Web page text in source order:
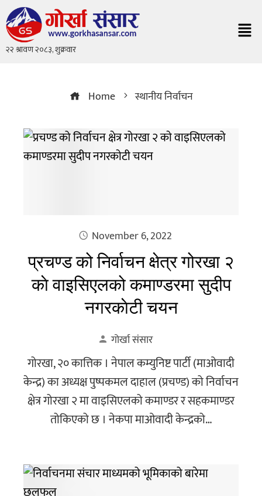
Home स्थानीय निर्वाचन
November 6, 2022
प्रचण्ड को निर्वाचन क्षेत्र गोरखा २
काे वाइसिएलको कमाण्डरमा सुदीप
नगरकाेटी चयन
गोर्खा संसार
गोरखा, २० कात्तिक । नेपाल कम्युनिष्ट पार्टी (माओवादी
केन्द्र) का अध्यक्ष पुष्पकमल दाहाल (प्रचण्ड) को निर्वाचन
क्षेत्र गोरखा २ मा वाइसिएलको कमाण्डर र सहकमाण्डर
तोकिएको छ । नेकपा माओवादी केन्द्रको…